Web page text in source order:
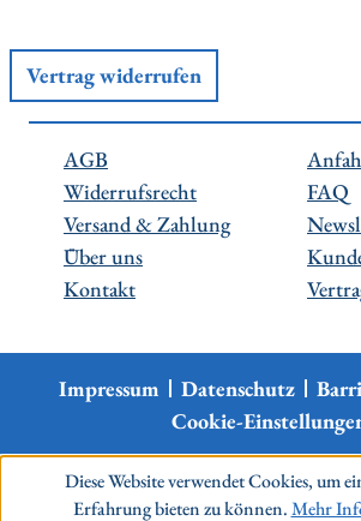
Vertrag widerrufen
AGB
Widerrufsrecht
Versand & Zahlung
Über uns
Kontakt
FAQ
Impressum Datenschutz
Cookie-
Diese Website verwendet Cookies, um
Erfahrung bieten zu können.Mehr